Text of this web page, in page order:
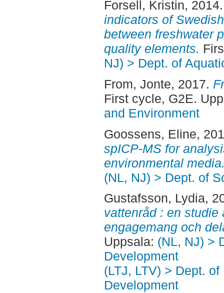
Forsell, Kristin,
indicators of
between freshwater
quality elements.
NJ) > Dept. of
From, Jonte, 2017.
First cycle, G2E.
and Environment
Goossens, Eline,
spICP-MS for
environmental
(NL, NJ) > Dept. of
Gustafsson, Lydia,
vattenråd : en
engagemang och
Uppsala: (NL, NJ) >
Development
(LTJ, LTV) > Dept.
Development